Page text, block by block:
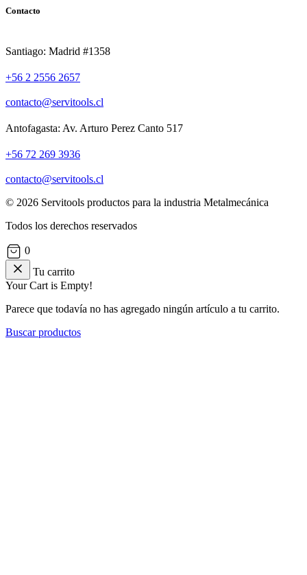
Contacto
Santiago: Madrid #1358
+56 2 2556 2657
contacto@servitools.cl
Antofagasta: Av. Arturo Perez Canto 517
+56 72 269 3936
contacto@servitools.cl
© 2026 Servitools productos para la industria Metalmecánica
Todos los derechos reservados
0
Tu carrito
Your Cart is Empty!
Parece que todavía no has agregado ningún artículo a tu carrito.
Buscar productos